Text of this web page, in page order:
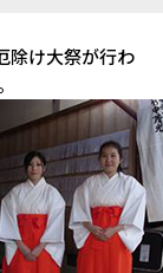
除け大祭が行わ